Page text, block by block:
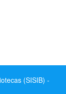
(SISIB) -